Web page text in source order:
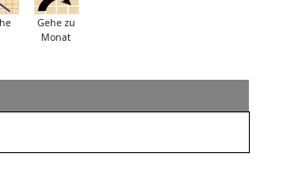
Gehe zu
Monat